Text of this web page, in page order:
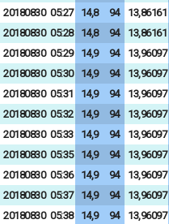
20180830 05:27 14,8 94 13,86161
20180830 05:28 14,8 94 13,86161
20180830 05:29 14,9 94 13,96097
20180830 05:30 14,9 94 13,96097
20180830 05:31 14,9 94 13,96097
20180830 05:32 14,9 94 13,96097
20180830 05:33 14,9 94 13,96097
20180830 05:35 14,9 94 13,96097
20180830 05:36 14,9 94 13,96097
20180830 05:37 14,9 94 13,96097
20180830 05:38 14,9 94 13,96097